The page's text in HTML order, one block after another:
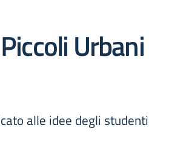
Urbani
alle idee degli studenti